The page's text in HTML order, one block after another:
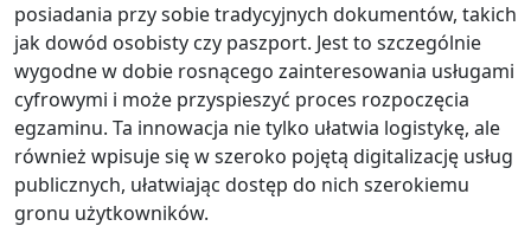
posiadania przy sobie tradycyjnych dokumentów, takich
jak dowód osobisty czy paszport. Jest to szczególnie
wygodne w dobie rosnącego zainteresowania usługami
cyfrowymi i może przyspieszyć proces rozpoczęcia
egzaminu. Ta innowacja nie tylko ułatwia logistykę, ale
również wpisuje się w szeroko pojętą digitalizację usług
publicznych, ułatwiając dostęp do nich szerokiemu
gronu użytkowników.